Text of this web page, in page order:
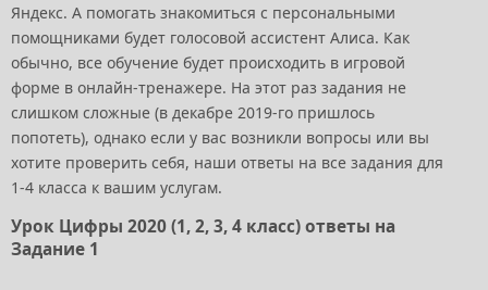
Яндекс. А помогать знакомиться с персональными
помощниками будет голосовой ассистент Алиса. Как
обычно, все обучение будет происходить в игровой
форме в онлайн-тренажере. На этот раз задания не
слишком сложные (в декабре 2019-го пришлось
попотеть), однако если у вас возникли вопросы или вы
хотите проверить себя, наши ответы на все задания для
1-4 класса к вашим услугам.
Урок Цифры 2020 (1, 2, 3, 4 класс) ответы на
Задание 1